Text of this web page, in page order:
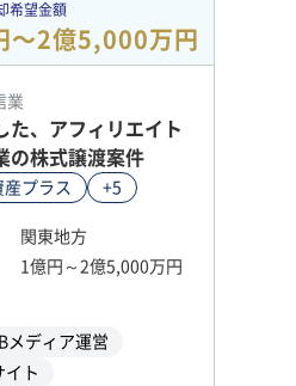
希望金額
〜2億5,000万円
業
た、アフィリエイト
の株式譲渡案件
産プラス +5
関東地方
1億円～2億5,000万円
メディア運営
イト